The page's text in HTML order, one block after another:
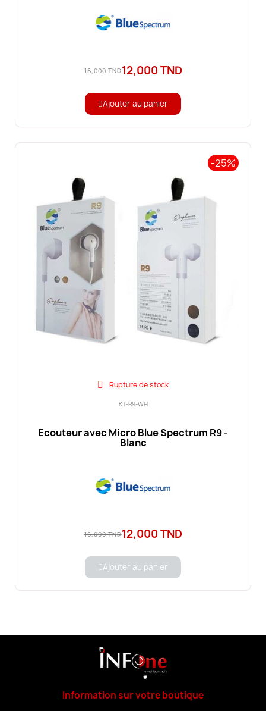
16,000 TND12,000 TND
Ajouter au panier
-25%
Rupture de stock
KT-R9-WH
Ecouteur avec Micro Blue Spectrum R9 -
Blanc
16,000 TND12,000 TND
Ajouter au panier
Information sur votre boutique